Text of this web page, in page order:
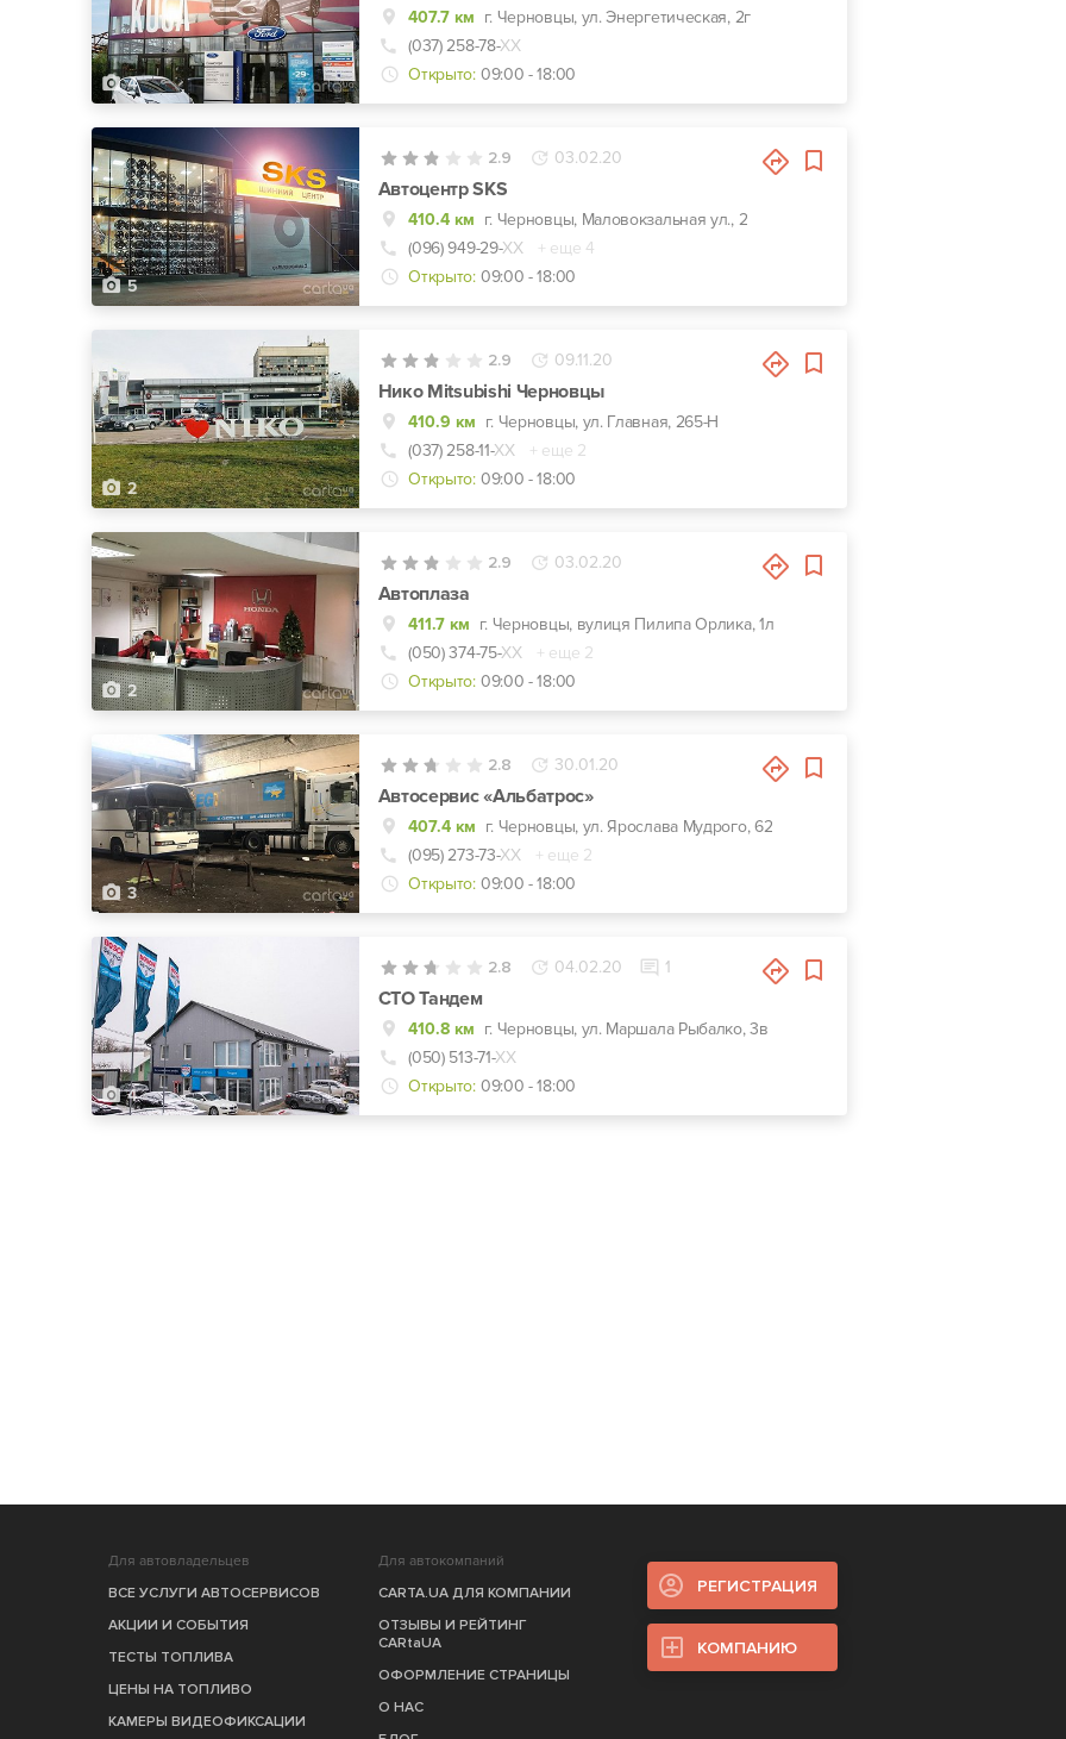
4
407.7 км г. Черновцы, ул. Энергетическая, 2г
(037) 258-78-ХХ
Открыто: 09:00 - 18:00
5
2.9 03.02.20
Автоцентр SKS
410.4 км г. Черновцы, Маловокзальная ул., 2
(096) 949-29-ХХ
+ еще 4
Открыто: 09:00 - 18:00
2
2.9 09.11.20
Нико Mitsubishi Черновцы
410.9 км г. Черновцы, ул. Главная, 265-Н
(037) 258-11-ХХ
+ еще 2
Открыто: 09:00 - 18:00
2
2.9 03.02.20
Автоплаза
411.7 км г. Черновцы, вулиця Пилипа Орлика, 1л
(050) 374-75-ХХ
+ еще 2
Открыто: 09:00 - 18:00
3
2.8 30.01.20
Автосервис «Альбатрос»
407.4 км г. Черновцы, ул. Ярослава Мудрого, 62
(095) 273-73-ХХ
+ еще 2
Открыто: 09:00 - 18:00
4
2.8 04.02.20 1
СТО Тандем
410.8 км г. Черновцы, ул. Маршала Рыбалко, 3в
(050) 513-71-ХХ
Открыто: 09:00 - 18:00
Для автовладельцев
ВСЕ УСЛУГИ АВТОСЕРВИСОВ
АКЦИИ И СОБЫТИЯ
ТЕСТЫ ТОПЛИВА
ЦЕНЫ НА ТОПЛИВО
КАМЕРЫ ВИДЕОФИКСАЦИИ
Для автокомпаний
CARTA.UA ДЛЯ КОМПАНИИ
ОТЗЫВЫ И РЕЙТИНГ
CARtaUA
ОФОРМЛЕНИЕ СТРАНИЦЫ
О НАС
РЕГИСТРАЦИЯ
КОМПАНИЮ